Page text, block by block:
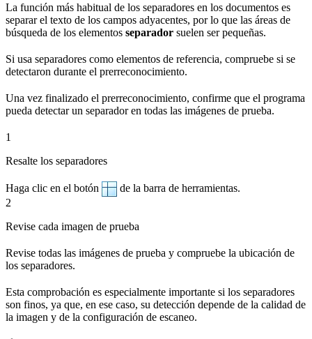
La función más habitual de los separadores en los documentos es
separar el texto de los campos adyacentes, por lo que las áreas de
búsqueda de los elementos separador suelen ser pequeñas.
Si usa separadores como elementos de referencia, compruebe si se
detectaron durante el prerreconocimiento.
Una vez finalizado el prerreconocimiento, confirme que el programa
pueda detectar un separador en todas las imágenes de prueba.
1
Resalte los separadores
Haga clic en el botón
de la barra de herramientas.
2
Revise cada imagen de prueba
Revise todas las imágenes de prueba y compruebe la ubicación de
los separadores.
Esta comprobación es especialmente importante si los separadores
son finos, ya que, en ese caso, su detección depende de la calidad de
la imagen y de la configuración de escaneo.